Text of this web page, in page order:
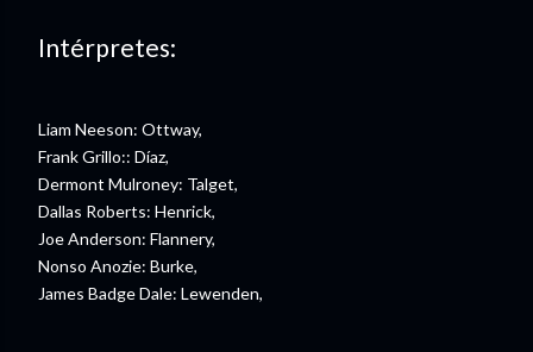
Intérpretes:
Liam Neeson: Ottway,
Frank Grillo:: Díaz,
Dermont Mulroney: Talget,
Dallas Roberts: Henrick,
Joe Anderson: Flannery,
Nonso Anozie: Burke,
James Badge Dale: Lewenden,